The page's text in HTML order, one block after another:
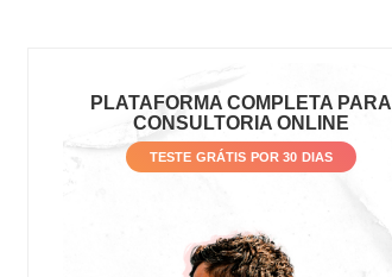
PLATAFORMA COMPLETA PARA
CONSULTORIA ONLINE
TESTE GRÁTIS POR 30 DIAS